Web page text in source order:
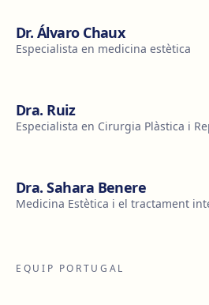
Dr. Álvaro Chaux
Especialista en medicina estètica
Dra. Ruiz
Especialista en Cirurgia Plàstica i
Dra. Sahara Benere
Medicina Estètica i el tractament
EQUIP PORTUGAL